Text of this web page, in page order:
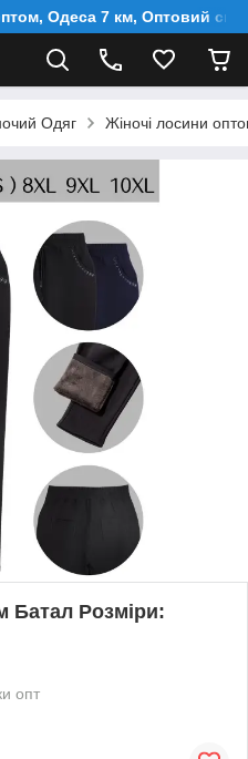
Одеса 7 км, Оптовий
Одяг Жіночі лосини
Батал Розміри:
опт